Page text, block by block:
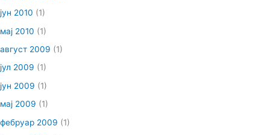
јун 2010 (1)
мај 2010 (1)
август 2009 (1)
јул 2009 (1)
јун 2009 (1)
мај 2009 (1)
фебруар 2009 (1)